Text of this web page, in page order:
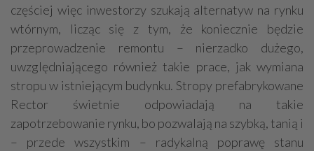
częściej więc inwestorzy szukają alternatyw na rynku
wtórnym, licząc się z tym, że koniecznie będzie
przeprowadzenie remontu – nierzadko dużego,
uwzględniającego również takie prace, jak wymiana
stropu w istniejącym budynku. Stropy prefabrykowane
Rector świetnie odpowiadają na takie
zapotrzebowanie rynku, bo pozwalają na szybką, tanią i
– przede wszystkim – radykalną poprawę stanu